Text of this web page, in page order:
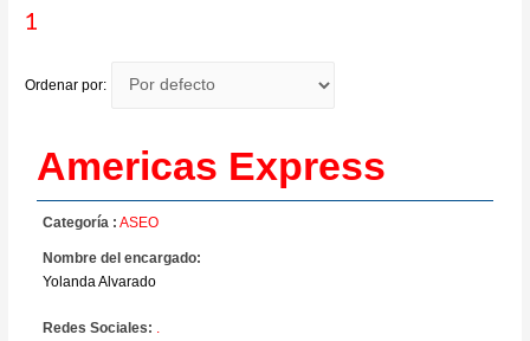
1
Ordenar por:
Americas Express
Categoría : ASEO
Nombre del encargado:
Yolanda Alvarado
Redes Sociales: .